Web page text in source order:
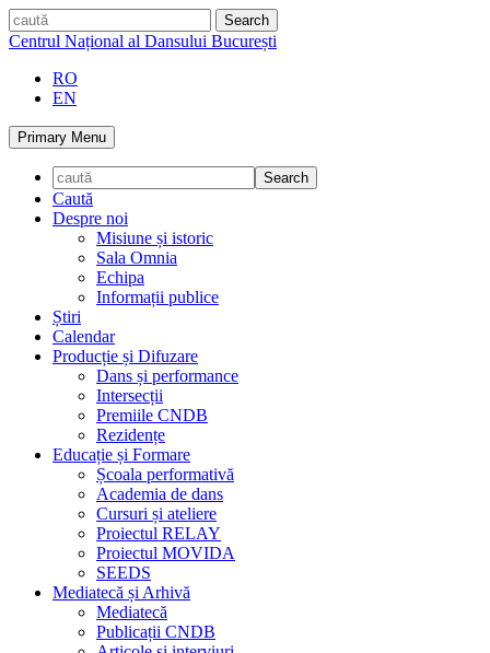
Skip
to
caută
Centrul Național al Dansului București
RO
EN
Primary Menu
Caută
Despre noi
Misiune și istoric
Sala Omnia
Echipa
Informații publice
Știri
Calendar
Producție și Difuzare
Dans și performance
Intersecții
Premiile CNDB
Rezidențe
Educație și Formare
Școala performativă
Academia de dans
Cursuri și ateliere
Proiectul RELAY
Proiectul MOVIDA
SEEDS
Mediatecă și Arhivă
Mediatecă
Publicații CNDB